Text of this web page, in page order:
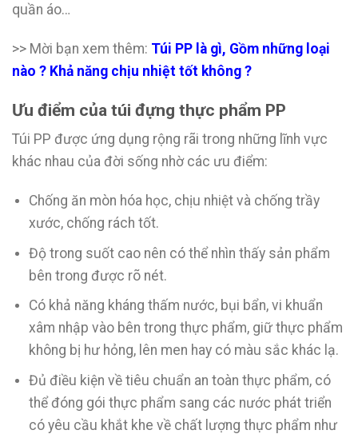
quần áo…
>> Mời bạn xem thêm: Túi PP là gì, Gồm những loại
nào ? Khả năng chịu nhiệt tốt không ?
Ưu điểm của túi đựng thực phẩm PP
Túi PP được ứng dụng rộng rãi trong những lĩnh vực
khác nhau của đời sống nhờ các ưu điểm:
Chống ăn mòn hóa học, chịu nhiệt và chống trầy
xước, chống rách tốt.
Độ trong suốt cao nên có thể nhìn thấy sản phẩm
bên trong được rõ nét.
Có khả năng kháng thấm nước, bụi bẩn, vi khuẩn
xâm nhập vào bên trong thực phẩm, giữ thực phẩm
không bị hư hỏng, lên men hay có màu sắc khác lạ.
Đủ điều kiện về tiêu chuẩn an toàn thực phẩm, có
thể đóng gói thực phẩm sang các nước phát triển
có yêu cầu khắt khe về chất lượng thực phẩm như